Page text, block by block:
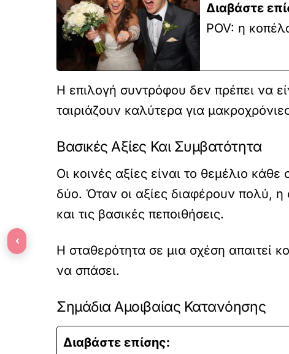
Διαβάστε
POV: η
Η επιλογή συντρόφου δεν πρέπει να
ταιριάζουν καλύτερα για
Βασικές Αξίες Και Συμβατότητα
Οι κοινές αξίες είναι το θεμέλιο
δύο. Όταν οι αξίες διαφέρουν πολύ,
και τις βασικές πεποιθήσεις.
Η σταθερότητα σε μια σχέση απαιτεί
να σπάσει.
Σημάδια Αμοιβαίας Κατανόησης
Διαβάστε επίσης:
‹